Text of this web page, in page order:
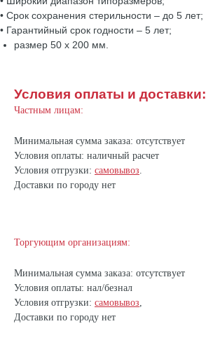
• Срок сохранения стерильности – до 5 лет;
• Гарантийный срок годности – 5 лет;
размер 50 х 200 мм.
Условия оплаты и доставки:
Частным лицам:
Минимальная сумма заказа: отсутствует
Условия оплаты: наличный расчет
Условия отгрузки: самовывоз.
Доставки по городу нет
Торгующим организациям:
Минимальная сумма заказа: отсутствует
Условия оплаты: нал/безнал
Условия отгрузки: самовывоз,
Доставки по городу нет